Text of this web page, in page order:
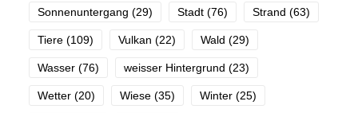
Sonnenuntergang (29) Stadt (76) Strand (63)
Tiere (109) Vulkan (22) Wald (29)
Wasser (76) weisser Hintergrund (23)
Wetter (20) Wiese (35) Winter (25)